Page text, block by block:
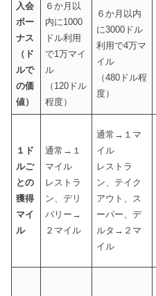
入会
ボー
ナス
（ド
ルで
の価
値）
６か月以
内に1000
ドル利用
で1万マイ
ル
（120ドル
程度）
６か月以内
に3000ドル
利用で4万マ
イル
（480ドル程
度）
１ド
ルご
との
獲得
マイ
ル
通常→１
マイル
レストラ
ン、デリ
バリー→
２マイル
通常→１マ
イル
レストラ
ン、テイク
アウト、ス
ーパー、デ
ルタ→２マ
イル